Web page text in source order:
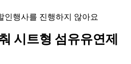
인행사를 진행하지 않아요
시트형 섬유유연제